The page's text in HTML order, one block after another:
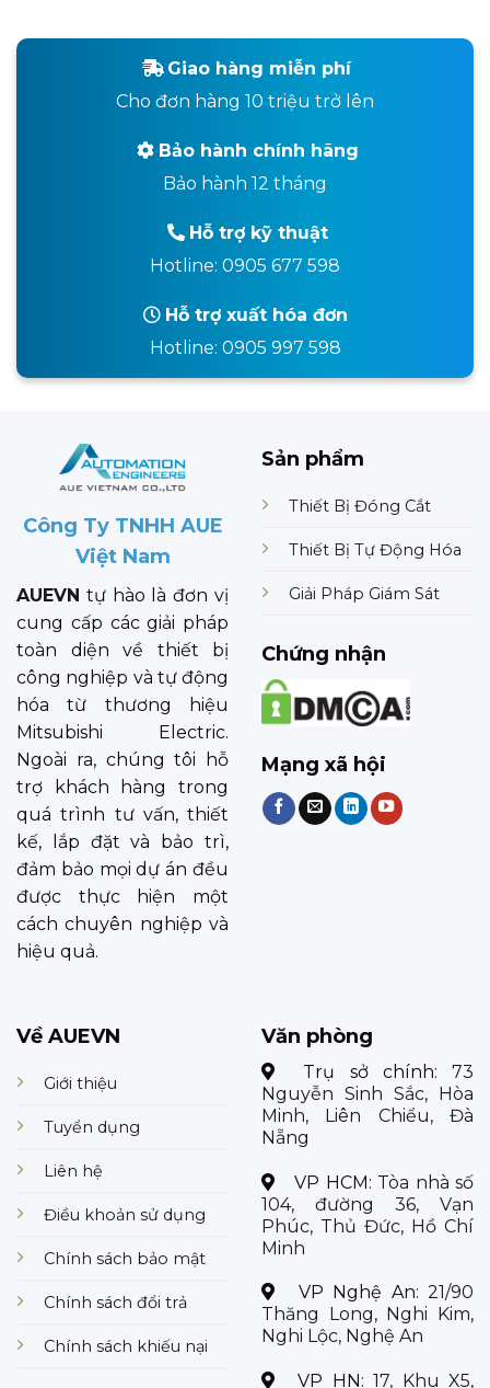
Giao hàng miễn phí
Cho đơn hàng 10 triệu trở lên
Bảo hành chính hãng
Bảo hành 12 tháng
Hỗ trợ kỹ thuật
Hotline: 0905 677 598
Hỗ trợ xuất hóa đơn
Hotline: 0905 997 598
Công Ty TNHH AUE
Việt Nam
AUEVN tự hào là đơn vị
cung cấp các giải pháp
toàn diện về thiết bị
công nghiệp và tự động
hóa từ thương hiệu
Mitsubishi Electric.
Ngoài ra, chúng tôi hỗ
trợ khách hàng trong
quá trình tư vấn, thiết
kế, lắp đặt và bảo trì,
đảm bảo mọi dự án đều
được thực hiện một
cách chuyên nghiệp và
hiệu quả.
Sản phẩm
Thiết Bị Đóng Cắt
Thiết Bị Tự Động Hóa
Giải Pháp Giám Sát
Chứng nhận
Mạng xã hội
Về AUEVN
Giới thiệu
Tuyển dụng
Liên hệ
Điều khoản sử dụng
Chính sách bảo mật
Chính sách đổi trả
Chính sách khiếu nại
Văn phòng
Trụ sở chính: 73
Nguyễn Sinh Sắc, Hòa
Minh, Liên Chiểu, Đà
Nẵng
VP HCM: Tòa nhà số
104, đường 36, Vạn
Phúc, Thủ Đức, Hồ Chí
Minh
VP Nghệ An: 21/90
Thăng Long, Nghi Kim,
Nghi Lộc, Nghệ An
VP HN:17, Khu X5,